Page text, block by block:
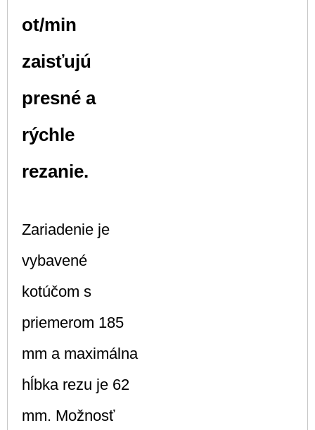
ot/min
zaisťujú
presné a
rýchle
rezanie.
Zariadenie je
vybavené
kotúčom s
priemerom 185
mm a maximálna
hĺbka rezu je 62
mm. Možnosť